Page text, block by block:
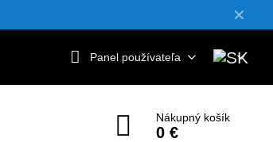
✕
Panel používateľa
Nákupný košík
0 €